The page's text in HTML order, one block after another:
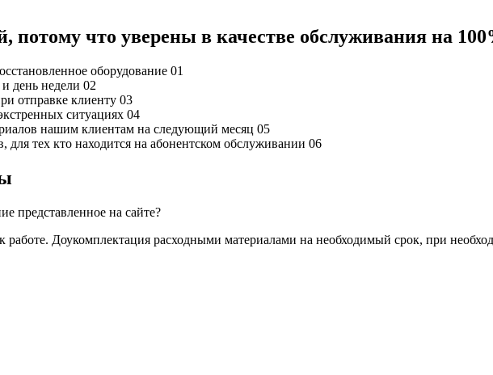
потому что уверены в качестве обслуживания на
оборудование 01
день недели 02
отправке клиенту 03
ситуациях 04
нашим клиентам на следующий месяц 05
для тех кто находится на абонентском обслуживании 06
представленное на сайте?
работе. Доукомплектация расходными материалами на необходимый срок, при